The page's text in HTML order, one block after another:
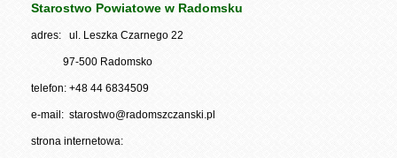
Starostwo Powiatowe w Radomsku
adres: ul. Leszka Czarnego 22
97-500 Radomsko
telefon: +48 44 6834509
e-mail: starostwo@radomszczanski.pl
strona internetowa: